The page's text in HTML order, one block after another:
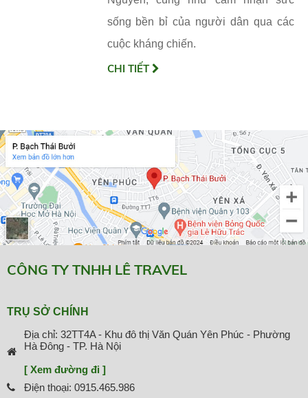
sống bền bỉ của người dân qua các
cuộc kháng chiến.
CHI TIẾT
CÔNG TY TNHH LÊ TRAVEL
TRỤ SỞ CHÍNH
Địa chỉ: 32TT4A - Khu đô thị Văn Quán Yên Phúc - Phường
Hà Đông - TP. Hà Nội
[ Xem đường đi ]
Điện thoại: 0915.465.986